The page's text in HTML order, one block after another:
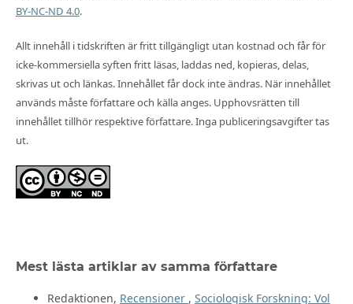
BY-NC-ND 4.0.
Allt innehåll i tidskriften är fritt tillgängligt utan kostnad och får för
icke-kommersiella syften fritt läsas, laddas ned, kopieras, delas,
skrivas ut och länkas. Innehållet får dock inte ändras. När innehållet
används måste författare och källa anges. Upphovsrätten till
innehållet tillhör respektive författare. Inga publiceringsavgifter tas
ut.
Mest lästa artiklar av samma författare
Redaktionen, Recensioner , Sociologisk Forskning: Vol